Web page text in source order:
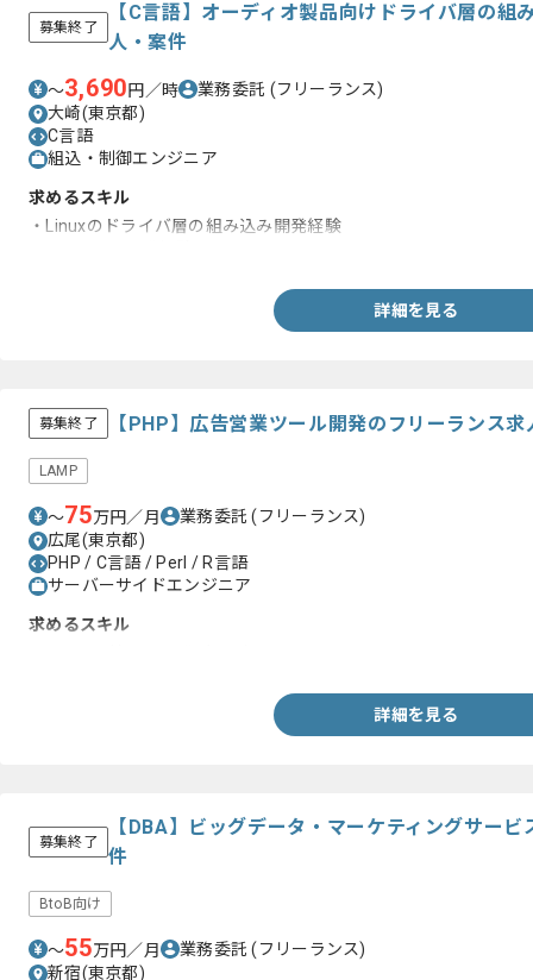
募集終了
【C言語】オーディオ製品向けドライバ層の組
人・案件
〜3,690円／時 業務委託 (フリーランス)
大崎(東京都)
C言語
組込・制御エンジニア
求めるスキル
・Linuxのドライバ層の組み込み開発経験
詳細を見る
募集終了 【PHP】広告営業ツール開発のフリーランス求
LAMP
〜75万円／月 業務委託(フリーランス)
広尾(東京都)
PHP / C言語 / Perl / R言語
サーバーサイドエンジニア
求めるスキル
詳細を見る
募集終了
【DBA】ビッグデータ・マーケティングサー
件
BtoB向け
〜55万円／月 業務委託(フリーランス)
新宿(東京都)